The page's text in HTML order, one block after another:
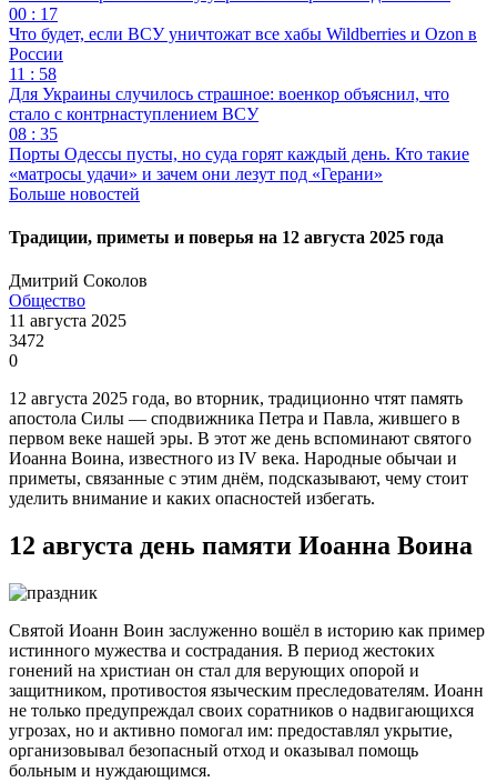
00 : 17
Что будет, если ВСУ уничтожат все хабы Wildberries и Ozon в
России
11 : 58
Для Украины случилось страшное: военкор объяснил, что
стало с контрнаступлением ВСУ
08 : 35
Порты Одессы пусты, но суда горят каждый день. Кто такие
«матросы удачи» и зачем они лезут под «Герани»
Больше новостей
Традиции, приметы и поверья на 12 августа 2025 года
Дмитрий Соколов
Общество
11 августа 2025
3472
0
12 августа 2025 года, во вторник, традиционно чтят память
апостола Силы — сподвижника Петра и Павла, жившего в
первом веке нашей эры. В этот же день вспоминают святого
Иоанна Воина, известного из IV века. Народные обычаи и
приметы, связанные с этим днём, подсказывают, чему стоит
уделить внимание и каких опасностей избегать.
12 августа день памяти Иоанна Воина
Святой Иоанн Воин заслуженно вошёл в историю как пример
истинного мужества и сострадания. В период жестоких
гонений на христиан он стал для верующих опорой и
защитником, противостоя языческим преследователям. Иоанн
не только предупреждал своих соратников о надвигающихся
угрозах, но и активно помогал им: предоставлял укрытие,
организовывал безопасный отход и оказывал помощь
больным и нуждающимся.